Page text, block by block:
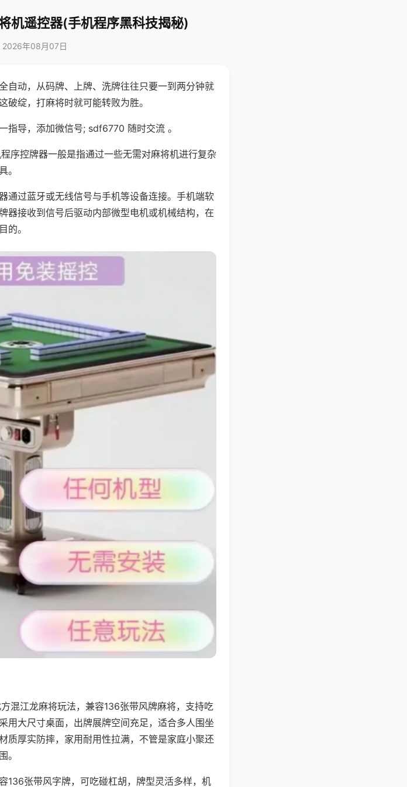
机遥控器(手机程序黑科技揭秘)
2026年08月07日
自动，从码牌、上牌、洗牌往往只要一到两分钟就
绽，打麻将时就可能转败为胜。
指导，添加微信号; sdf6770 随时交流 。
序控牌器一般是指通过一些无需对麻将机进行复杂
。
通过蓝牙或无线信号与手机等设备连接。手机端软
器接收到信号后驱动内部微型电机或机械结构，在
的。
方混江龙麻将玩法，兼容136张带风牌麻将，支持吃
用大尺寸桌面，出牌展牌空间充足，适合多人围坐
质厚实防摔，家用耐用性拉满，不管是家庭小聚还
。
136张带风字牌，可吃碰杠胡，牌型灵活多样，机